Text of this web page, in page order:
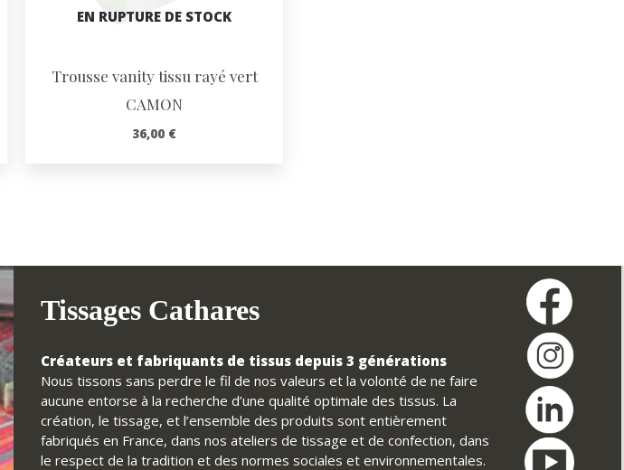
EN RUPTURE DE STOCK
Trousse vanity tissu rayé vert
CAMON
36,00 €
Tissages Cathares
Créateurs et fabriquants de tissus depuis 3 générations
Nous tissons sans perdre le fil de nos valeurs et la volonté de ne faire
aucune entorse à la recherche d’une qualité optimale des tissus. La
création, le tissage, et l’ensemble des produits sont entièrement
fabriqués en France, dans nos ateliers de tissage et de confection, dans
le respect de la tradition et des normes sociales et environnementales.